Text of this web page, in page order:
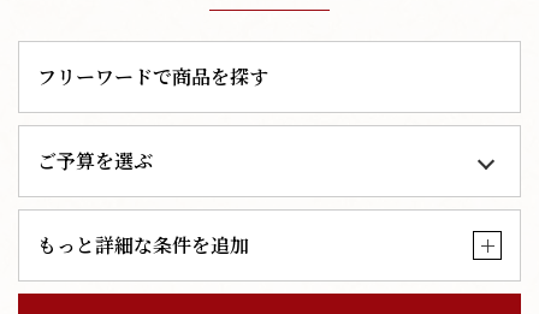
もっと詳細な条件を追加